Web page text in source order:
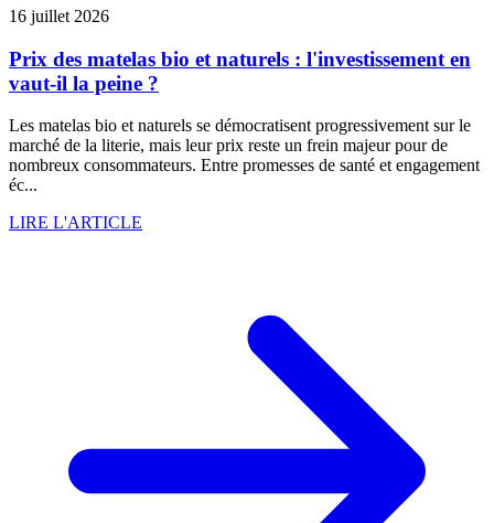
16 juillet 2026
Prix des matelas bio et naturels : l'investissement en
vaut-il la peine ?
Les matelas bio et naturels se démocratisent progressivement sur le
marché de la literie, mais leur prix reste un frein majeur pour de
nombreux consommateurs. Entre promesses de santé et engagement
éc...
LIRE L'ARTICLE